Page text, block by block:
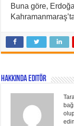
Buna göre,
Hakkında Editör